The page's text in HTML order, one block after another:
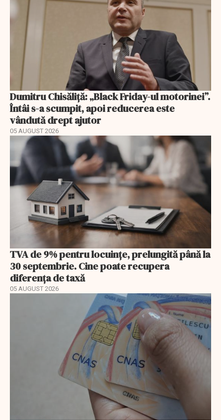
Dumitru Chisăliță: „Black Friday-ul motorinei”.
Întâi s-a scumpit, apoi reducerea este
vândută drept ajutor
05 AUGUST 2026
TVA de 9% pentru locuințe, prelungită până la
30 septembrie. Cine poate recupera
diferența de taxă
05 AUGUST 2026